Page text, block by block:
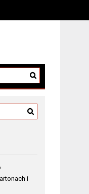
i